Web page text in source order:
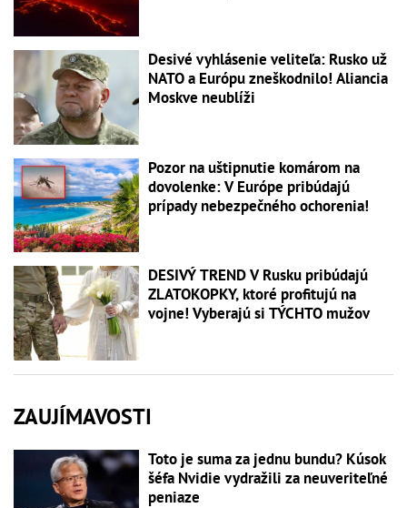
Desivé vyhlásenie veliteľa: Rusko už
NATO a Európu zneškodnilo! Aliancia
Moskve neublíži
Pozor na uštipnutie komárom na
dovolenke: V Európe pribúdajú
prípady nebezpečného ochorenia!
DESIVÝ TREND V Rusku pribúdajú
ZLATOKOPKY, ktoré profitujú na
vojne! Vyberajú si TÝCHTO mužov
ZAUJÍMAVOSTI
Toto je suma za jednu bundu? Kúsok
šéfa Nvidie vydražili za neuveriteľné
peniaze